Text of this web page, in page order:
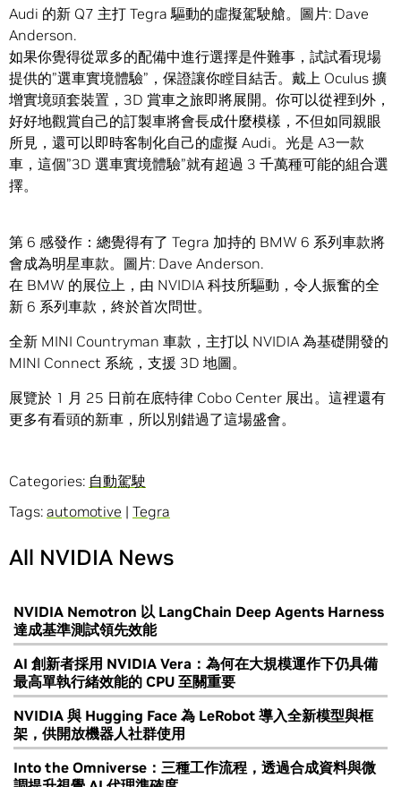
Audi 的新 Q7 主打 Tegra 驅動的虛擬駕駛艙。圖片: Dave
Anderson.
如果你覺得從眾多的配備中進行選擇是件難事，試試看現場
提供的”選車實境體驗”，保證讓你瞠目結舌。戴上 Oculus 擴
增實境頭套裝置，3D 賞車之旅即將展開。你可以從裡到外，
好好地觀賞自己的訂製車將會長成什麼模樣，不但如同親眼
所見，還可以即時客制化自己的虛擬 Audi。光是 A3一款
車，這個”3D 選車實境體驗”就有超過 3 千萬種可能的組合選
擇。
第 6 感發作：總覺得有了 Tegra 加持的 BMW 6 系列車款將
會成為明星車款。圖片: Dave Anderson.
在 BMW 的展位上，由 NVIDIA 科技所驅動，令人振奮的全
新 6 系列車款，終於首次問世。
全新 MINI Countryman 車款，主打以 NVIDIA 為基礎開發的
MINI Connect 系統，支援 3D 地圖。
展覽於 1 月 25 日前在底特律 Cobo Center 展出。這裡還有
更多有看頭的新車，所以別錯過了這場盛會。
Categories: 自動駕駛
Tags: automotive | Tegra
All NVIDIA News
NVIDIA Nemotron 以 LangChain Deep Agents Harness
達成基準測試領先效能
AI 創新者採用 NVIDIA Vera：為何在大規模運作下仍具備
最高單執行緒效能的 CPU 至關重要
NVIDIA 與 Hugging Face 為 LeRobot 導入全新模型與框
架，供開放機器人社群使用
Into the Omniverse：三種工作流程，透過合成資料與微